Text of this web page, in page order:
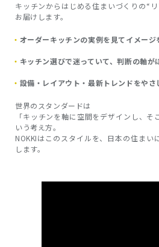
キッチンからはじめる住まいづくりの“
お届けします。
オーダーキッチンの実例を見てイメージ
キッチン選びで迷っていて、判断の軸が
設備・レイアウト・最新トレンドをやさ
世界のスタンダードは
「キッチンを軸に空間をデザインし、
いう考え方。
NOKKIはこのスタイルを、日本の住まい
します。